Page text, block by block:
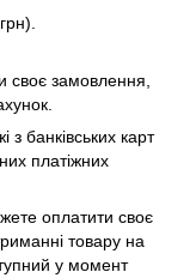
своє замовлення,
банківських карт
платіжних
оплатити своє
товару на
у момент